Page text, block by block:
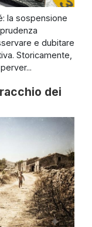
la sospensione
e dubitare
Storicamente,
dei